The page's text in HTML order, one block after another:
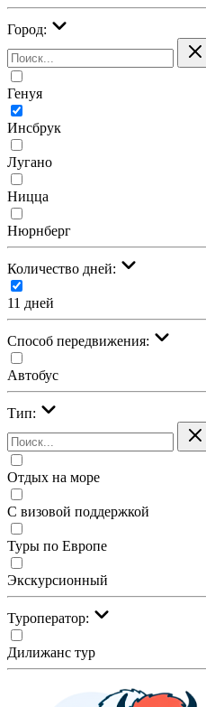
Город:
Генуя
Инсбрук
Лугано
Ницца
Нюрнберг
Количество дней:
11 дней
Cпособ передвижения:
Автобус
Тип:
Отдых на море
С визовой поддержкой
Туры по Европе
Экскурсионный
Туроператор:
Дилижанс тур